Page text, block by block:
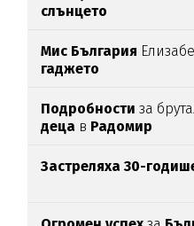
слънцето
Мис България
гаджето
Подробностиза
деца в Радомир
Застреляха 30-